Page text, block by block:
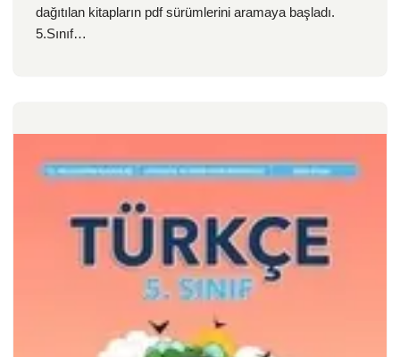
dağıtılan kitapların pdf sürümlerini aramaya başladı.
5.Sınıf…